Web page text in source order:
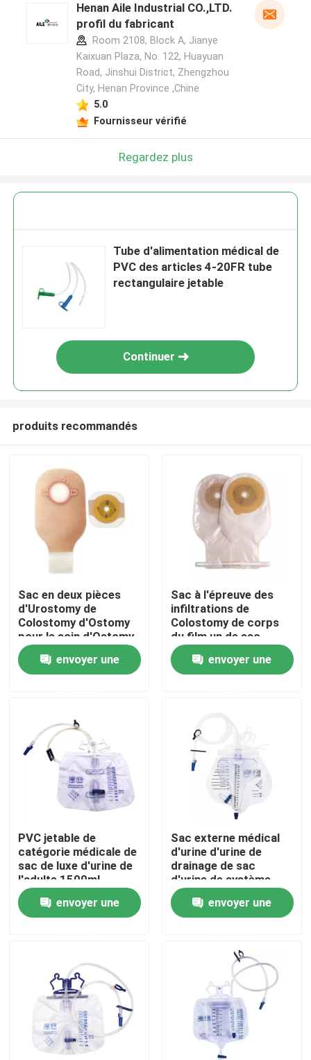
À la maison
Vidéos
À propos de nous
Visite de l'usine
Contrôle de la qualité
Nous contacter
Masque à oxygène médical
Masque à oxygène de Venturi
Henan Aile Industrial CO.,LTD.
profil du fabricant
Room 2108, Block A, Jianye
Kaixuan Plaza, No. 122, Huayuan
Road, Jinshui District, Zhengzhou
City, Henan Province ,Chine
5.0
Fournisseur vérifié
Regardez plus
Tube d'alimentation médical de
PVC des articles 4-20FR tube
rectangulaire jetable
Continuer
produits recommandés
Sac en deux pièces
d'Urostomy de
Colostomy d'Ostomy
pour le soin d'Ostomy
envoyer une
Sac à l'épreuve des
infiltrations de
Colostomy de corps
du film un de sac
jetable en un seul
morceau d'Ostomy
envoyer une
PVC jetable de
catégorie médicale de
sac de luxe d'urine de
l'adulte 1500ml
2000ml
envoyer une
Sac externe médical
d'urine d'urine de
drainage de sac
d'urine de système
jetable médical de
mètre envoyer une